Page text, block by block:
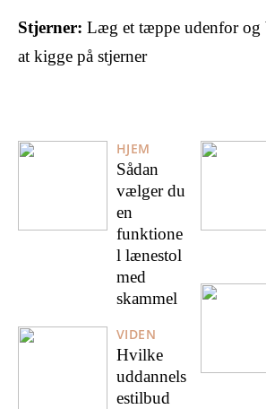
Stjerner: Læg et tæppe udenfor og
at kigge på stjerner
HJEM
Sådan
vælger du
en
funktione
l lænestol
med
skammel
VIDEN
Hvilke
uddannels
estilbud